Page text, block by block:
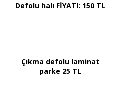
Defolu halı FİYATI: 150 TL
Çıkma defolu laminat
parke 25 TL